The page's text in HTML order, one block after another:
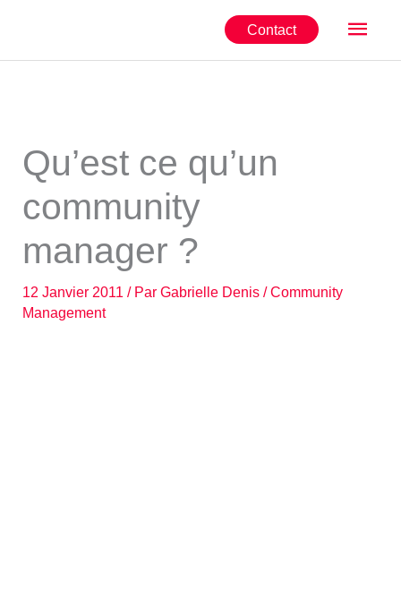
Contact
Qu’est ce qu’un
community
manager ?
12 Janvier 2011/ ParGabrielle Denis/Community
Management